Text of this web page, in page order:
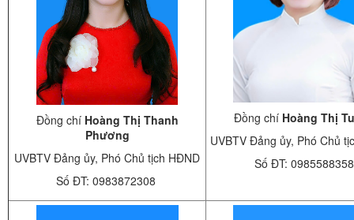
Đồng chí Hoàng Thị Thanh
Phương
UVBTV Đảng ủy, Phó Chủ tịch HĐND
Số ĐT: 0983872308
Đồng chí Hoàng Thị
UVBTV Đảng ủy, Phó Chủ
Số ĐT: 0985588358